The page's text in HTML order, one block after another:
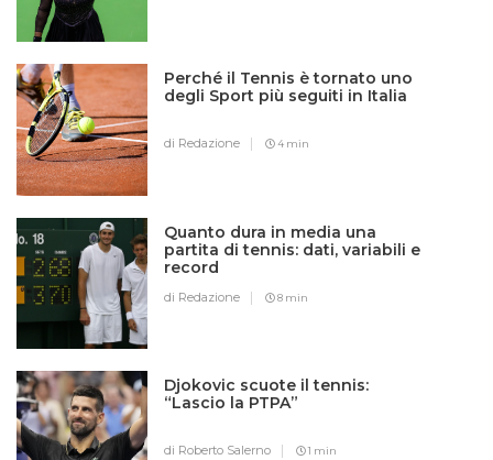
Perché il Tennis è tornato uno
degli Sport più seguiti in Italia
di Redazione 4 min
Quanto dura in media una
partita di tennis: dati, variabili e
record
di Redazione 8 min
Djokovic scuote il tennis:
“Lascio la PTPA”
di Roberto Salerno 1 min